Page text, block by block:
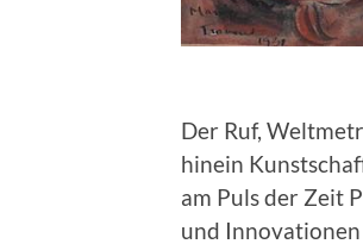
Der Ruf,
hinein
am Puls der Zeit
und Innovationen